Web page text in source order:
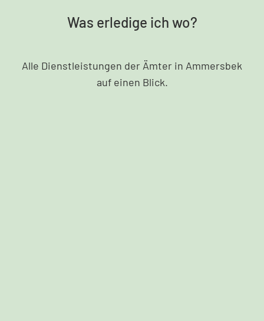
Was erledige ich wo?
Alle Dienstleistungen der Ämter in Ammersbek
auf einen Blick.